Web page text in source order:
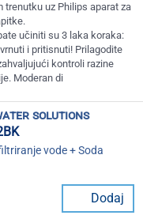
trenutku uz Philips aparat za
učiniti su 3 laka koraka:
i pritisnuti! Prilagodite
kontroli razine
Moderan di
solutions
vode + Soda
Dodaj